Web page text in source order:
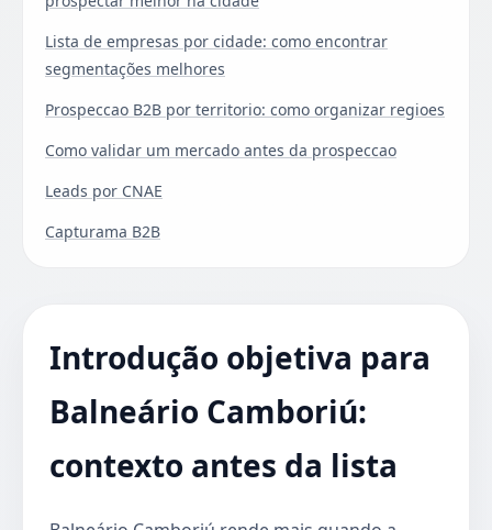
Lista de empresas por cidade: como encontrar
segmentações melhores
Prospeccao B2B por territorio: como organizar regioes
Como validar um mercado antes da prospeccao
Leads por CNAE
Capturama B2B
Introdução objetiva para
Balneário Camboriú:
contexto antes da lista